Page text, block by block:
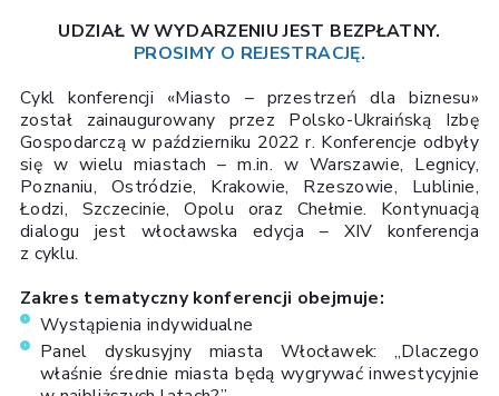
UDZIAŁ W WYDARZENIU JEST BEZPŁATNY.
PROSIMY O REJESTRACJĘ.
Cykl konferencji «Miasto – przestrzeń dla biznesu»
został zainaugurowany przez Polsko-Ukraińską Izbę
Gospodarczą w październiku 2022 r. Konferencje odbyły
się w wielu miastach – m.in. w Warszawie, Legnicy,
Poznaniu, Ostródzie, Krakowie, Rzeszowie, Lublinie,
Łodzi, Szczecinie, Opolu oraz Chełmie. Kontynuacją
dialogu jest włocławska edycja – XIV konferencja
z cyklu.
Zakres tematyczny konferencji obejmuje:
Wystąpienia indywidualne
Panel dyskusyjny miasta Włocławek: „Dlaczego
właśnie średnie miasta będą wygrywać inwestycyjnie